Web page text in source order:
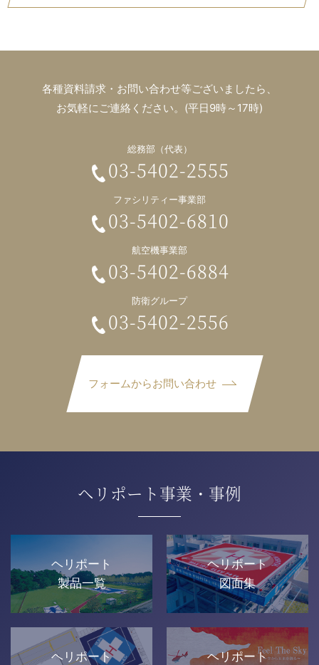
各種資料請求・お問い合わせ等ございましたら、
お気軽にご連絡ください。(平日9時～17時)
フォームからお問い合わせ
総務部（代表）
03-5402-2555
ファシリティー事業部
03-5402-6810
航空機事業部
03-5402-6884
防衛グループ
03-5402-2556
ヘリポート事業・事例
ヘリポート
製品一覧
ヘリポート
図面集
ヘリポート
ヘリポート